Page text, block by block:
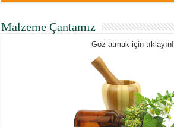
Malzeme Çantamız
Göz atmak için tıklayın!